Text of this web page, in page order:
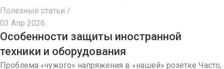
Полезные статьи
03 Апр 2026
Особенности защиты иностранной
техники и оборудования
Проблема «чужого» напряжения в «нашей» розетке Часто,